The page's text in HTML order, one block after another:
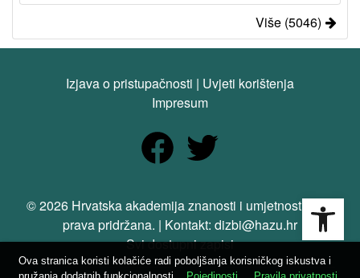
Više (5046)
Izjava o pristupačnosti | Uvjeti korištenja
Impresum
© 2026 Hrvatska akademija znanosti i umjetnosti. Sva
prava pridržana. | Kontakt: dizbi@hazu.hr
Svi dostupni zapisi
Ova stranica koristi kolačiće radi poboljšanja korisničkog iskustva i